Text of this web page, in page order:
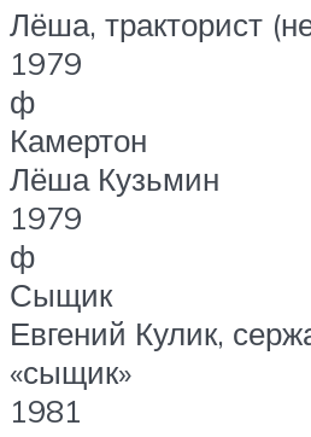
Лёша, тракторист
1979
ф
Камертон
Лёша Кузьмин
1979
ф
Сыщик
Евгений Кулик,
«сыщик»
1981